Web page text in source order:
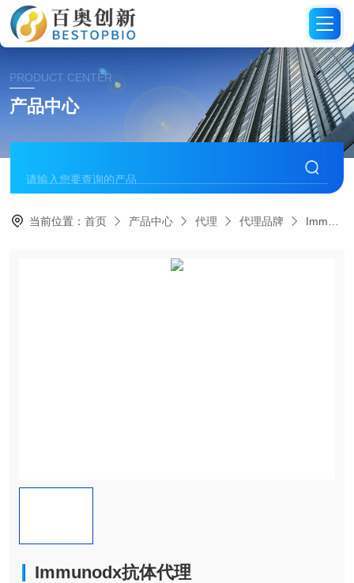
PRODUCT CENTER
产品中心
当前位置：首页 产品中心 代理 代理品牌 Immunodx抗体代理
Immunodx抗体代理